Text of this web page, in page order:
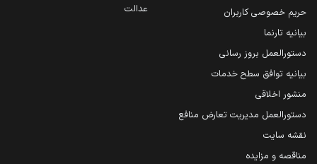
حریم خصوصی کاربران
بیانیه تارنما
دستورالعمل بروز رسانی
بیانیه توافق سطح خدمات
منشور اخلاقی
دستورالعمل مدیریت تعارض منافع
نقشه سایت
مناقصه و مزایده
عدالت